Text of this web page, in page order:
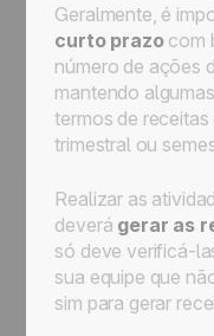
Geralmente, é
curto prazocom
número de ações
mantendo
termos de receitas
trimestral ou
Realizar as
deverá gerar as
só deve verificá-
sua equipe que
sim para gerar